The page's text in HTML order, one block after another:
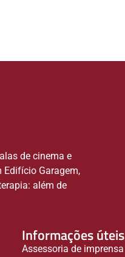
de cinema e
Garagem,
além de
Informações úteis
Assessoria de imprensa